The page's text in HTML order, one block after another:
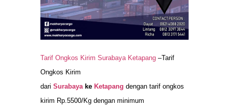
Tarif Ongkos Kirim Surabaya Ketapang –Tarif
Ongkos Kirim
dari Surabaya ke Ketapang dengan tarif ongkos
kirim Rp.5500/Kg dengan minimum